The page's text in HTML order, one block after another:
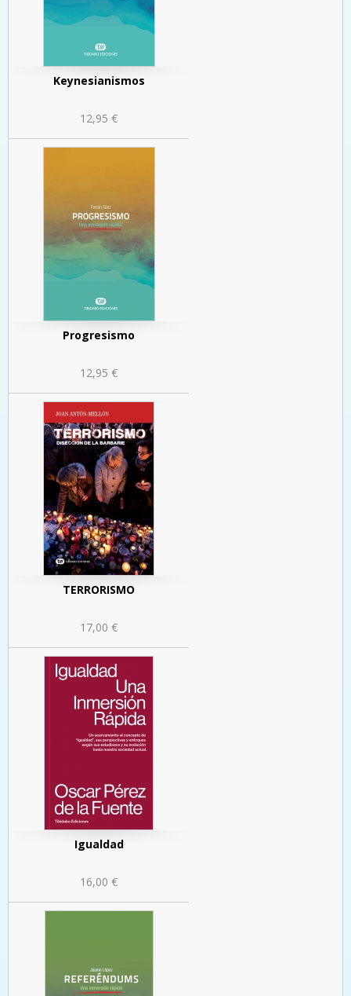
Keynesianismos
12,95 €
Progresismo
12,95 €
TERRORISMO
17,00 €
Igualdad
16,00 €